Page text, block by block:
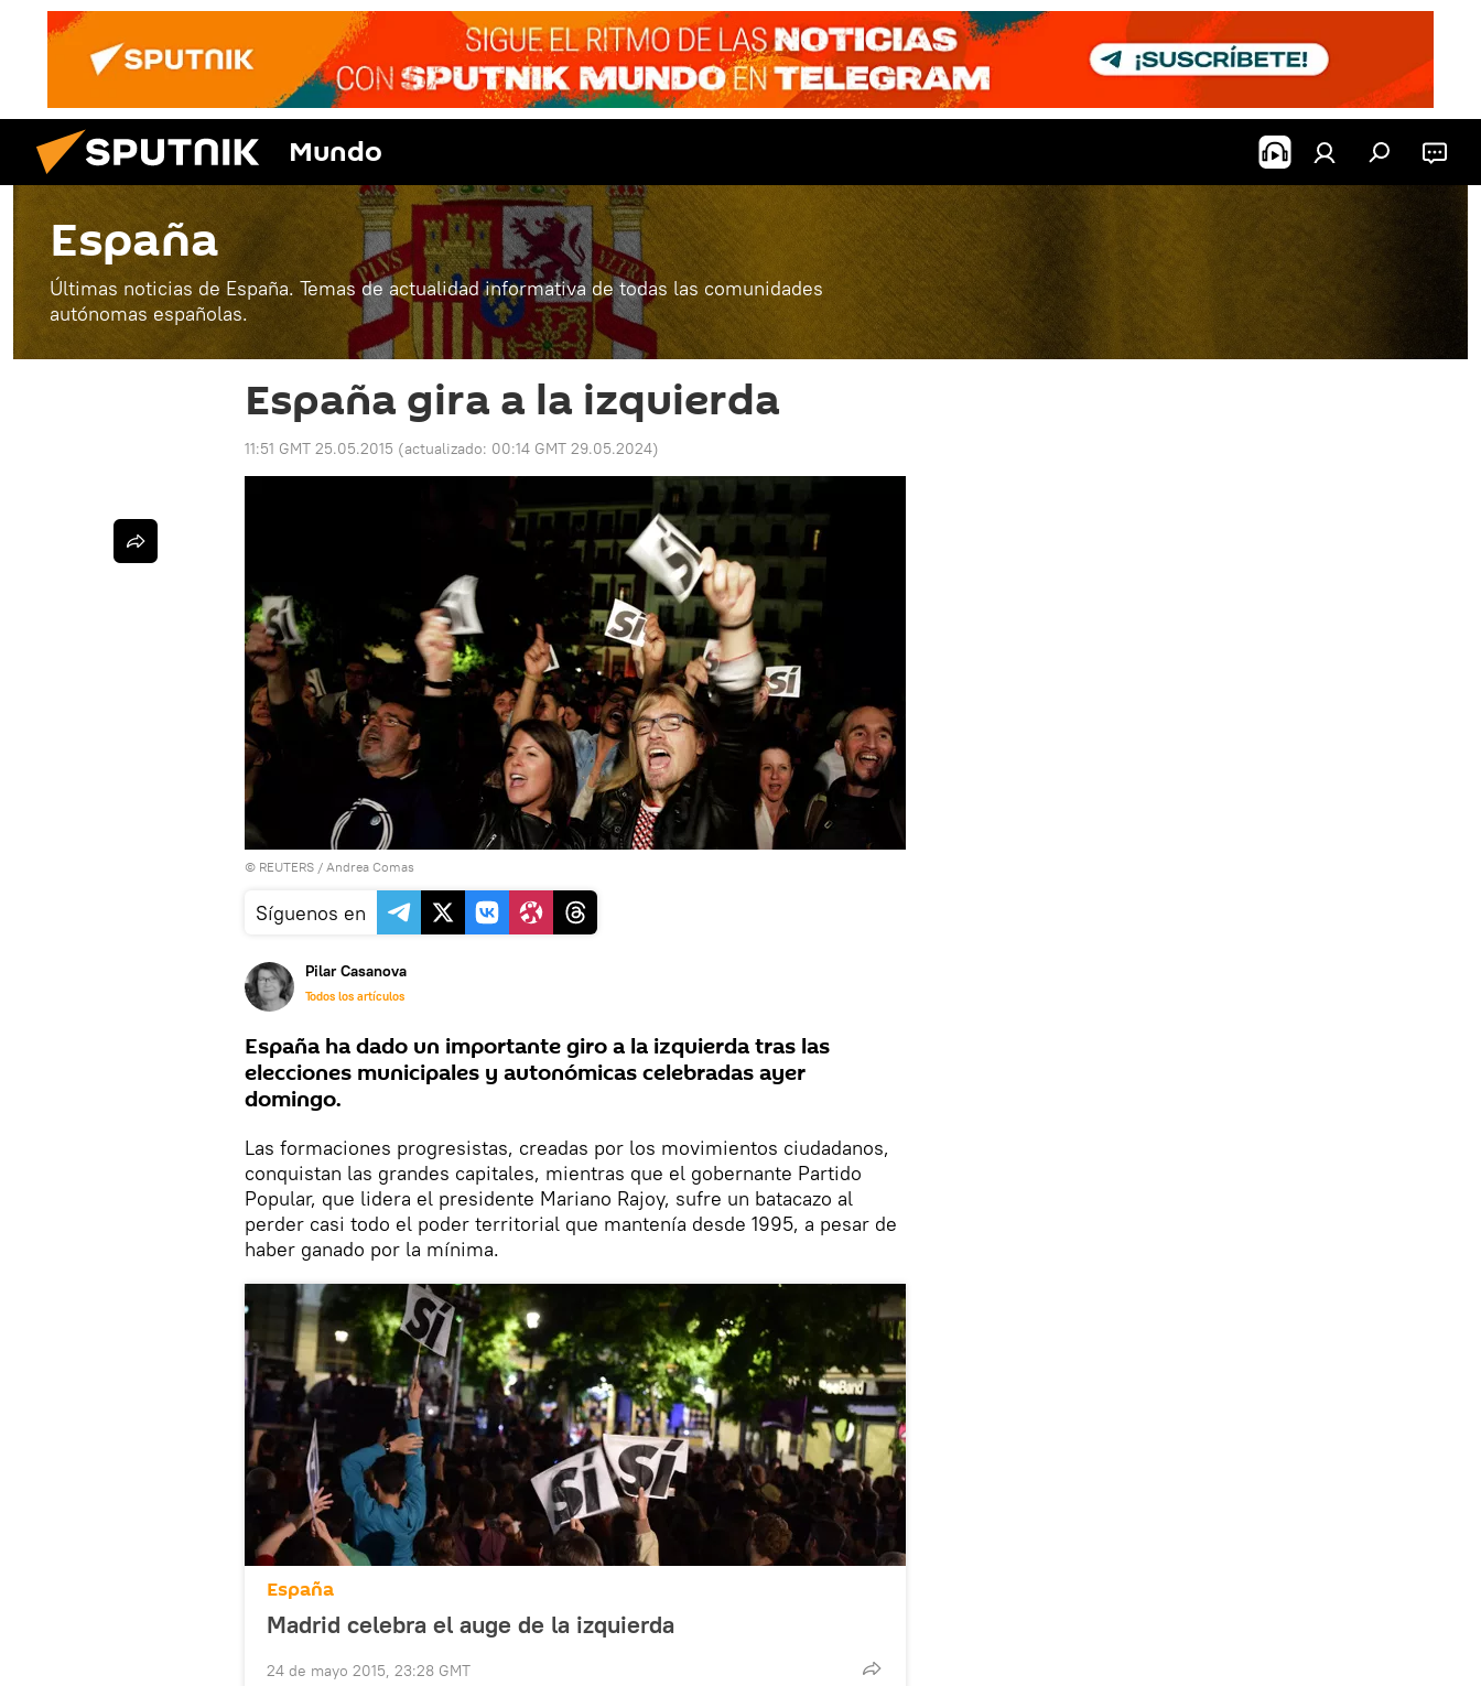
Mundo
España
Últimas noticias de España. Temas de actualidad informativa de todas las comunidades
autónomas españolas.
España gira a la izquierda
11:51 GMT 25.05.2015 (actualizado: 00:14 GMT 29.05.2024)
© REUTERS / Andrea Comas
Síguenos en
Pilar Casanova
Todos los artículos
España ha dado un importante giro a la izquierda tras las
elecciones municipales y autonómicas celebradas ayer
domingo.
Las formaciones progresistas, creadas por los movimientos ciudadanos,
conquistan las grandes capitales, mientras que el gobernante Partido
Popular, que lidera el presidente Mariano Rajoy, sufre un batacazo al
perder casi todo el poder territorial que mantenía desde 1995, a pesar de
haber ganado por la mínima.
España
Madrid celebra el auge de la izquierda
24 de mayo 2015, 23:28 GMT